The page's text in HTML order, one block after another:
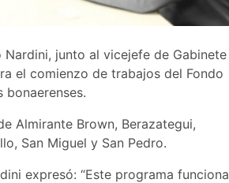
junto al vicejefe de Gabinete
el comienzo de trabajos del Fondo
Almirante Brown, Berazategui,
San Miguel y San Pedro.
expresó: “Este programa funciona